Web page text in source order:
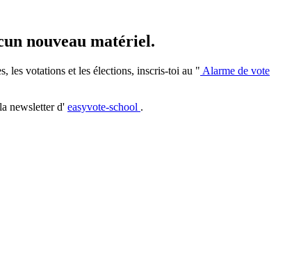
nouveau matériel.
les votations et les élections, inscris-toi au " Alarme de vote
newsletter d' easyvote-school .